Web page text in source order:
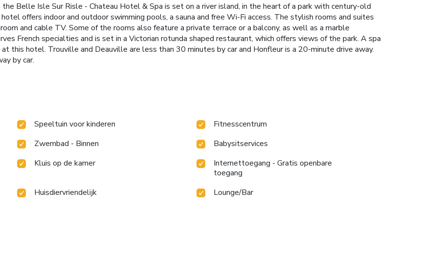
Belle Isle Sur Risle - Chateau Hotel & Spa is set on a river island, in the heart of a park with century-old
offers indoor and outdoor swimming pools, a sauna and free Wi-Fi access. The stylish rooms and suites
and cable TV. Some of the rooms also feature a private terrace or a balcony, as well as a marble
French specialties and is set in a Victorian rotunda shaped restaurant, which offers views of the park. A spa
this hotel. Trouville and Deauville are less than 30 minutes by car and Honfleur is a 20-minute drive away.
by car.
Speeltuin voor kinderen
Fitnesscentrum
Zwembad - Binnen
Babysitservices
Kluis op de kamer
Internettoegang - Gratis openbare
toegang
Huisdiervriendelijk
Lounge/Bar